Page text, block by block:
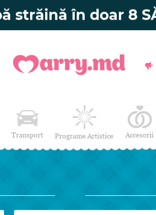
Transport Programe Artistice Accesorii